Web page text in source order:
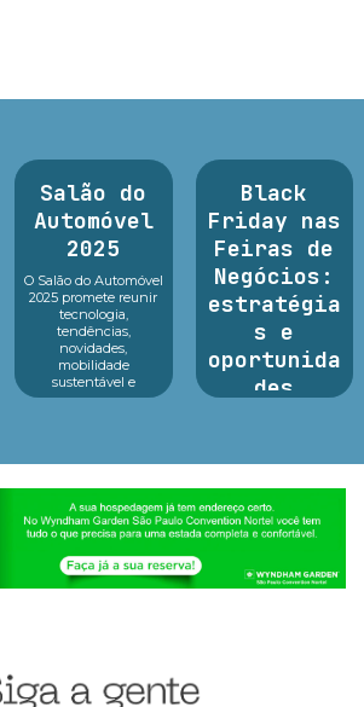
Salão do
Automóvel
2025
O Salão do Automóvel
2025 promete reunir
tecnologia,
tendências,
novidades,
mobilidade
sustentável e
inovação em um só
Black
Friday nas
Feiras de
Negócios:
estratégia
s e
oportunida
des
essencial para
potencializar vendas,
fortalecer parcerias e
atrair novos clientes
em um dos períodos...